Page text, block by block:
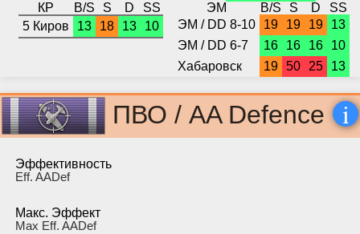
КР
B/S S D
SS
5 Киров
13 18 13 10
ЭМ B/S S D
SS
ЭМ / DD 8-10
19 19 19
13
ЭМ / DD 6-7
16 16 16
10
Хабаровск
19 50 25 13
ПВО / AA Defence i
Эффективность
Eff. AADef
Макс. Эффект
Max Eff. AADef